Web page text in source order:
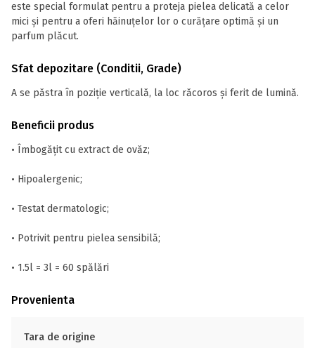
este special formulat pentru a proteja pielea delicată a celor
mici și pentru a oferi hăinuțelor lor o curățare optimă și un
parfum plăcut.
Sfat depozitare (Conditii, Grade)
A se păstra în poziție verticală, la loc răcoros și ferit de lumină.
Beneficii produs
• Îmbogățit cu extract de ovăz;
• Hipoalergenic;
• Testat dermatologic;
• Potrivit pentru pielea sensibilă;
• 1.5l = 3l = 60 spălări
Provenienta
Tara de origine